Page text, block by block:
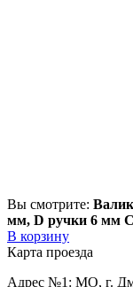
Вы смотрите:
мм, D ручки 6 мм
В корзину
Карта проезда
Адрес №1: МО, г.